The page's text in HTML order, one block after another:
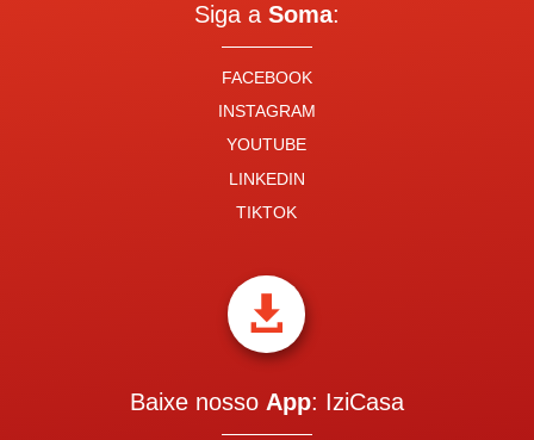
Siga a Soma:
FACEBOOK
INSTAGRAM
YOUTUBE
LINKEDIN
TIKTOK

Baixe nosso App: IziCasa